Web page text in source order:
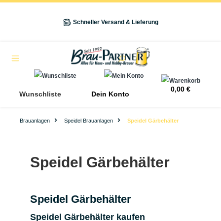
Schneller Versand & Lieferung
Wunschliste Dein Konto
0,00 €
Brauanlagen Speidel Brauanlagen Speidel Gärbehälter
Speidel Gärbehälter
Speidel Gärbehälter
Speidel Gärbehälter kaufen